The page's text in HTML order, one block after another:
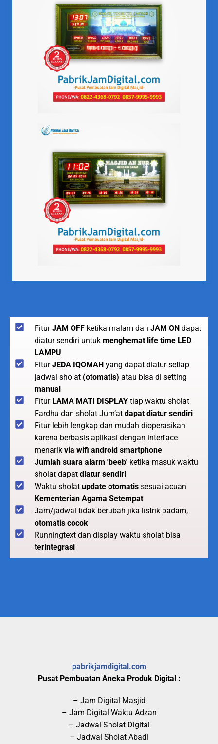
FiturJAM OFF ketika malam dan JAM ON dapat
diatur sendiri untuk menghemat life time LED
LAMPU
FiturJEDA IQOMAH yang dapat diatur setiap
jadwal sholat (otomatis) atau bisa di setting
manual
Fitur LAMA MATI DISPLAY tiap waktu sholat
Fardhu dan sholat Jum’at dapat diatur sendiri
Fitur lebih lengkap dan mudah dioperasikan
karena berbasis aplikasi dengan interface
menarik via wifi android smartphone
Jumlah suara alarm 'beeb' ketika masuk waktu
sholat dapat diatur sendiri
Waktu sholat update otomatis sesuai acuan
Kementerian Agama Setempat
Jam/jadwal tidak berubah jika listrik padam,
otomatis cocok
Runningtext dan display waktu sholat bisa
terintegrasi
pabrikjamdigital.com
Pusat Pembuatan Aneka Produk Digital :
– Jam Digital Masjid
– Jam Digital Waktu Adzan
– Jadwal Sholat Digital
– Jadwal Sholat Abadi